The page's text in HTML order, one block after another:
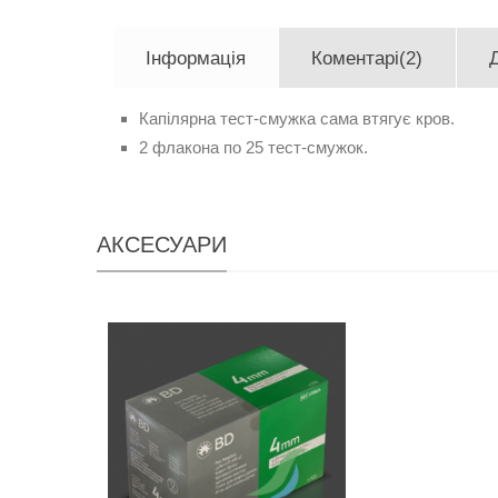
Інформація Коментарі(2)
Капілярна тест-смужка сама втягує кров.
2 флакона по 25 тест-смужок.
АКСЕСУАРИ